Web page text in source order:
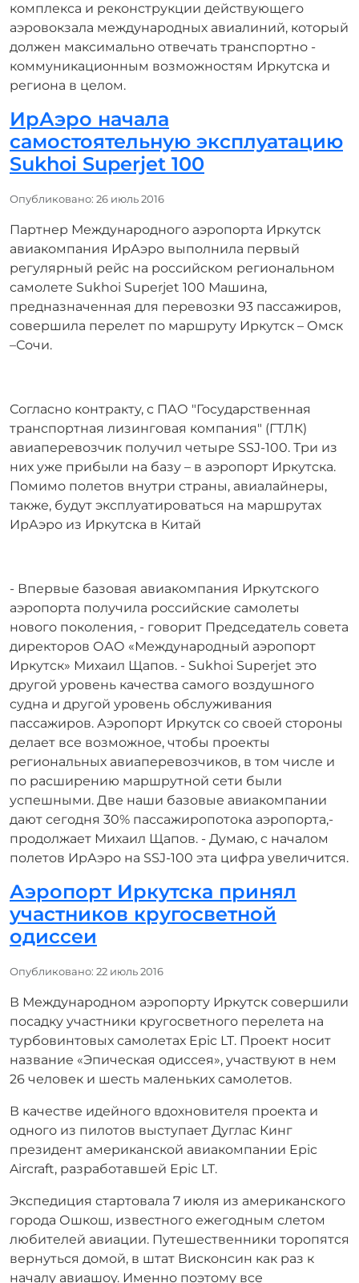
комплекса и реконструкции действующего
аэровокзала международных авиалиний, который
должен максимально отвечать транспортно -
коммуникационным возможностям Иркутска и
региона в целом.
ИрАэро начала
самостоятельную эксплуатацию
Sukhoi Superjet 100
Информация о материале
Опубликовано: 26 июль 2016
Партнер Международного аэропорта Иркутск
авиакомпания ИрАэро выполнила первый
регулярный рейс на российском региональном
самолете Sukhoi Superjet 100 Машина,
предназначенная для перевозки 93 пассажиров,
совершила перелет по маршруту Иркутск – Омск
–Сочи.
Согласно контракту, с ПАО "Государственная
транспортная лизинговая компания" (ГТЛК)
авиаперевозчик получил четыре SSJ-100. Три из
них уже прибыли на базу – в аэропорт Иркутска.
Помимо полетов внутри страны, авиалайнеры,
также, будут эксплуатироваться на маршрутах
ИрАэро из Иркутска в Китай
- Впервые базовая авиакомпания Иркутского
аэропорта получила российские самолеты
нового поколения, - говорит Председатель совета
директоров ОАО «Международный аэропорт
Иркутск» Михаил Щапов. - Sukhoi Superjet это
другой уровень качества самого воздушного
судна и другой уровень обслуживания
пассажиров. Аэропорт Иркутск со своей стороны
делает все возможное, чтобы проекты
региональных авиаперевозчиков, в том числе и
по расширению маршрутной сети были
успешными. Две наши базовые авиакомпании
дают сегодня 30% пассажиропотока аэропорта,-
продолжает Михаил Щапов. - Думаю, с началом
полетов ИрАэро на SSJ-100 эта цифра увеличится.
Аэропорт Иркутска принял
участников кругосветной
одиссеи
Информация о материале
Опубликовано: 22 июль 2016
В Международном аэропорту Иркутск совершили
посадку участники кругосветного перелета на
турбовинтовых самолетах Epic LT. Проект носит
название «Эпическая одиссея», участвуют в нем
26 человек и шесть маленьких самолетов.
В качестве идейного вдохновителя проекта и
одного из пилотов выступает Дуглас Кинг
президент американской авиакомпании Epic
Aircraft, разработавшей Epic LT.
Экспедиция стартовала 7 июля из американского
города Ошкош, известного ежегодным слетом
любителей авиации. Путешественники торопятся
вернуться домой, в штат Висконсин как раз к
началу авиашоу. Именно поэтому все